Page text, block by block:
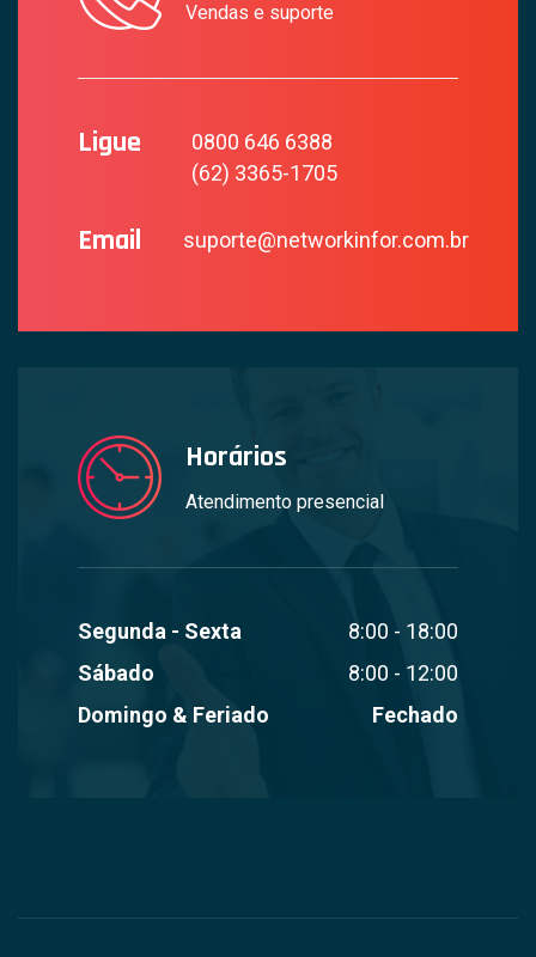
Vendas e suporte
Ligue
0800 646 6388
(62) 3365-1705
Email suporte@networkinfor.com.br
Horários
Atendimento presencial
Segunda - Sexta
8:00 - 18:00
Sábado
8:00 - 12:00
Domingo & Feriado
Fechado